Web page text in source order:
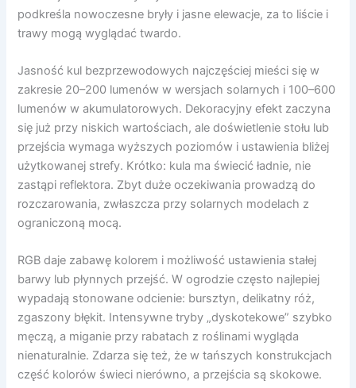
podkreśla nowoczesne bryły i jasne elewacje, za to liście i
trawy mogą wyglądać twardo.
Jasność kul bezprzewodowych najczęściej mieści się w
zakresie 20–200 lumenów w wersjach solarnych i 100–600
lumenów w akumulatorowych. Dekoracyjny efekt zaczyna
się już przy niskich wartościach, ale doświetlenie stołu lub
przejścia wymaga wyższych poziomów i ustawienia bliżej
użytkowanej strefy. Krótko: kula ma świecić ładnie, nie
zastąpi reflektora. Zbyt duże oczekiwania prowadzą do
rozczarowania, zwłaszcza przy solarnych modelach z
ograniczoną mocą.
RGB daje zabawę kolorem i możliwość ustawienia stałej
barwy lub płynnych przejść. W ogrodzie często najlepiej
wypadają stonowane odcienie: bursztyn, delikatny róż,
zgaszony błękit. Intensywne tryby „dyskotekowe” szybko
męczą, a miganie przy rabatach z roślinami wygląda
nienaturalnie. Zdarza się też, że w tańszych konstrukcjach
część kolorów świeci nierówno, a przejścia są skokowe.